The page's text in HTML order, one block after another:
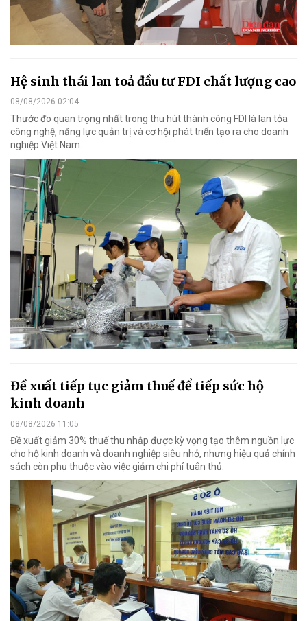
Hệ sinh thái lan toả đầu tư FDI chất lượng cao
08/08/2026 02:04
Thước đo quan trọng nhất trong thu hút thành công FDI là lan tỏa
công nghệ, năng lực quản trị và cơ hội phát triển tạo ra cho doanh
nghiệp Việt Nam.
Đề xuất tiếp tục giảm thuế để tiếp sức hộ
kinh doanh
08/08/2026 11:05
Đề xuất giảm 30% thuế thu nhập được kỳ vọng tạo thêm nguồn lực
cho hộ kinh doanh và doanh nghiệp siêu nhỏ, nhưng hiệu quả chính
sách còn phụ thuộc vào việc giảm chi phí tuân thủ.